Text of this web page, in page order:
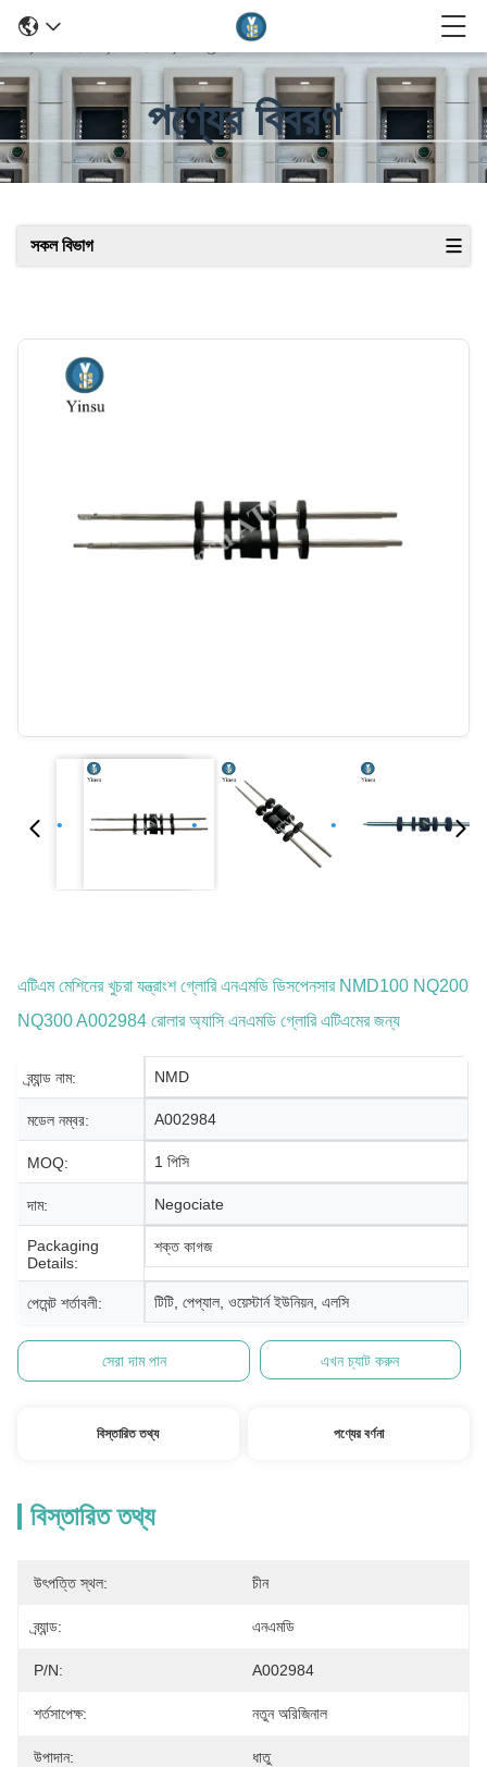
পণ্যের বিবরণ
সকল বিভাগ
এটিএম মেশিনের খুচরা যন্ত্রাংশ গ্লোরি এনএমডি ডিসপেনসার NMD100 NQ200
NQ300 A002984 রোলার অ্যাসি এনএমডি গ্লোরি এটিএমের জন্য
ব্র্যান্ড নাম: NMD
মডেল নম্বর: A002984
MOQ: 1 পিসি
দাম: Negociate
Packaging
Details:
শক্ত কাগজ
পেমেন্ট শর্তাবলী: টিটি, পেপ্যাল, ওয়েস্টার্ন ইউনিয়ন, এলসি
সেরা দাম পান এখন চ্যাট করুন
বিস্তারিত তথ্য পণ্যের বর্ণনা
বিস্তারিত তথ্য
উৎপত্তি স্থল: চীন
ব্র্যান্ড: এনএমডি
P/N: A002984
শর্তসাপেক্ষ: নতুন অরিজিনাল
উপাদান: ধাতু